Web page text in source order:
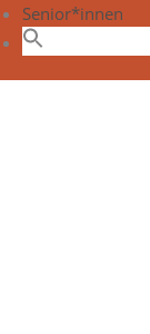
Senior*innen